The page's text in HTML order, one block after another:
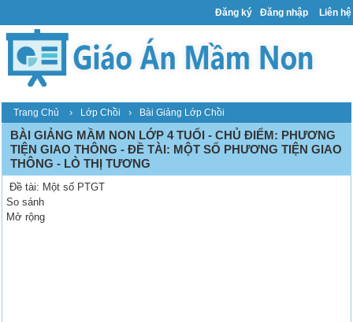
Đăng ký Đăng nhập Liên hệ
Trang Chủ › Lớp Chồi › Bài Giảng Lớp Chồi
BÀI GIẢNG MẦM NON LỚP 4 TUỔI - CHỦ ĐIỂM: PHƯƠNG
TIỆN GIAO THÔNG - ĐỀ TÀI: MỘT SỐ PHƯƠNG TIỆN GIAO
THÔNG - LÒ THỊ TƯƠNG
Đề tài: Một số PTGT
So sánh
Mở rộng